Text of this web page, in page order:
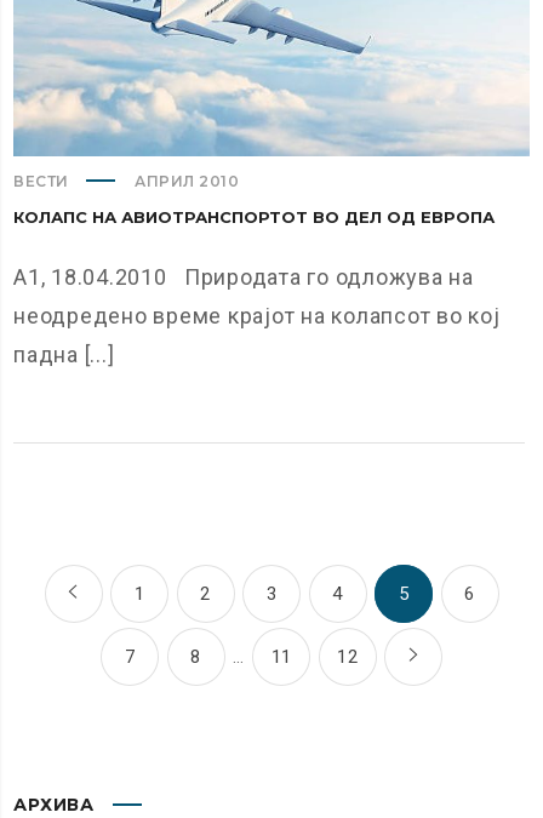
ВЕСТИ АПРИЛ 2010
КОЛАПС НА АВИОТРАНСПОРТОТ ВО ДЕЛ ОД ЕВРОПА
А1, 18.04.2010 Природата го одложува на
неодредено време крајот на колапсот во кој
падна [...]
1 2 3 4 5 6
7 8 … 11 12
АРХИВА